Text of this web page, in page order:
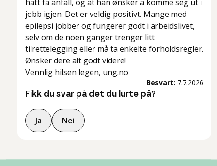
hatt få anfall, og at han ønsker å komme seg ut i
jobb igjen. Det er veldig positivt. Mange med
epilepsi jobber og fungerer godt i arbeidslivet,
selv om de noen ganger trenger litt
tilrettelegging eller må ta enkelte forholdsregler.
Ønsker dere alt godt videre!
Vennlig hilsen legen, ung.no
Besvart: 7.7.2026
Fikk du svar på det du lurte på?
Ja Nei